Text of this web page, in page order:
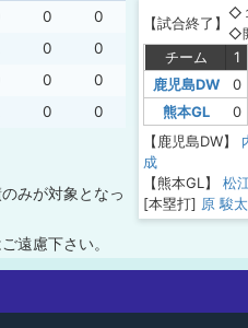
0 0
0 0
0
0
0 0
みが対象となっ
遠慮下さい。
【試合終了】
◇
◇
チーム 1
鹿児島DW
0
熊本GL
0
【鹿児島DW】
成
【熊本GL】
松
[本塁打] 原 駿太